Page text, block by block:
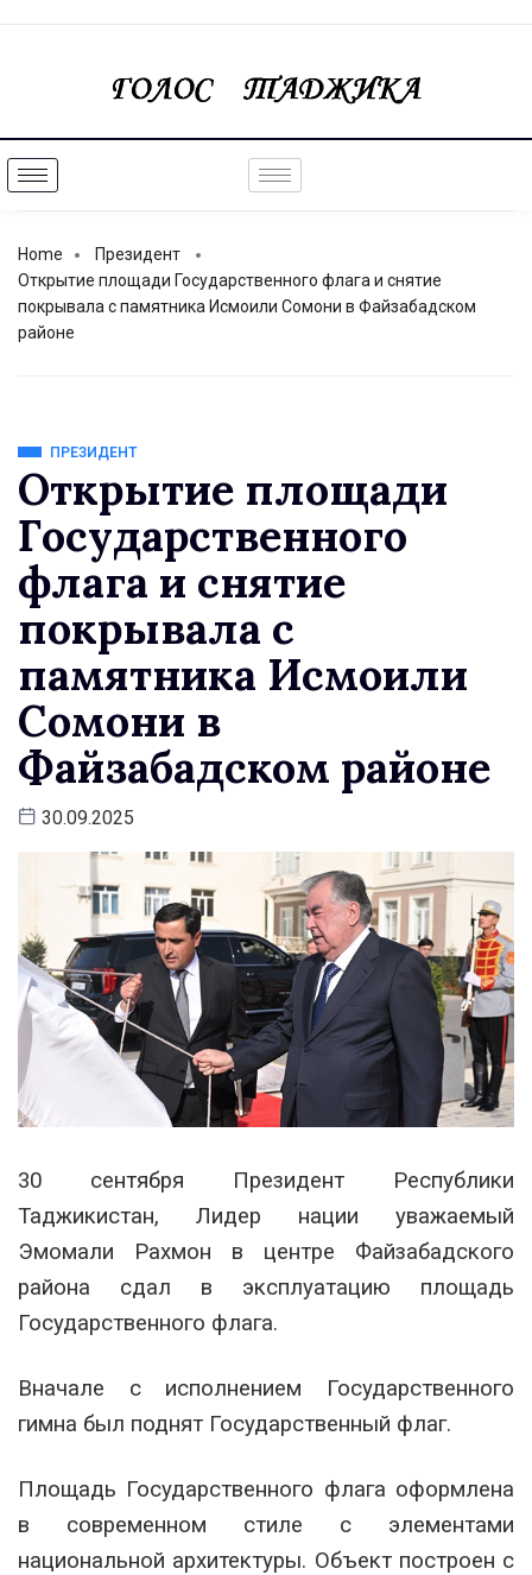
Home
Президент
Открытие площади Государственного флага и снятие
покрывала с памятника Исмоили Сомони в Файзабадском
районе
ПРЕЗИДЕНТ
Открытие площади
Государственного
флага и снятие
покрывала с
памятника Исмоили
Сомони в
Файзабадском районе
30.09.2025
30 сентября Президент Республики
Таджикистан, Лидер нации уважаемый
Эмомали Рахмон в центре Файзабадского
района сдал в эксплуатацию площадь
Государственного флага.
Вначале с исполнением Государственного
гимна был поднят Государственный флаг.
Площадь Государственного флага оформлена
в современном стиле с элементами
национальной архитектуры. Объект построен с